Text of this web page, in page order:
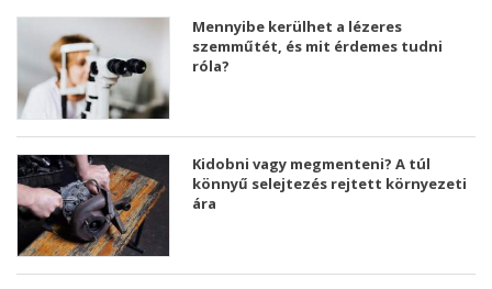
Mennyibe kerülhet a lézeres
szemműtét, és mit érdemes tudni
róla?
Kidobni vagy megmenteni? A túl
könnyű selejtezés rejtett környezeti
ára